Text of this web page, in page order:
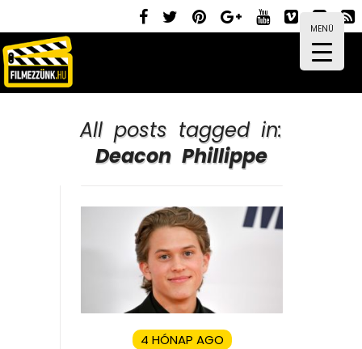
MENÜ
All posts tagged in:
Deacon Phillippe
4 HÓNAP AGO